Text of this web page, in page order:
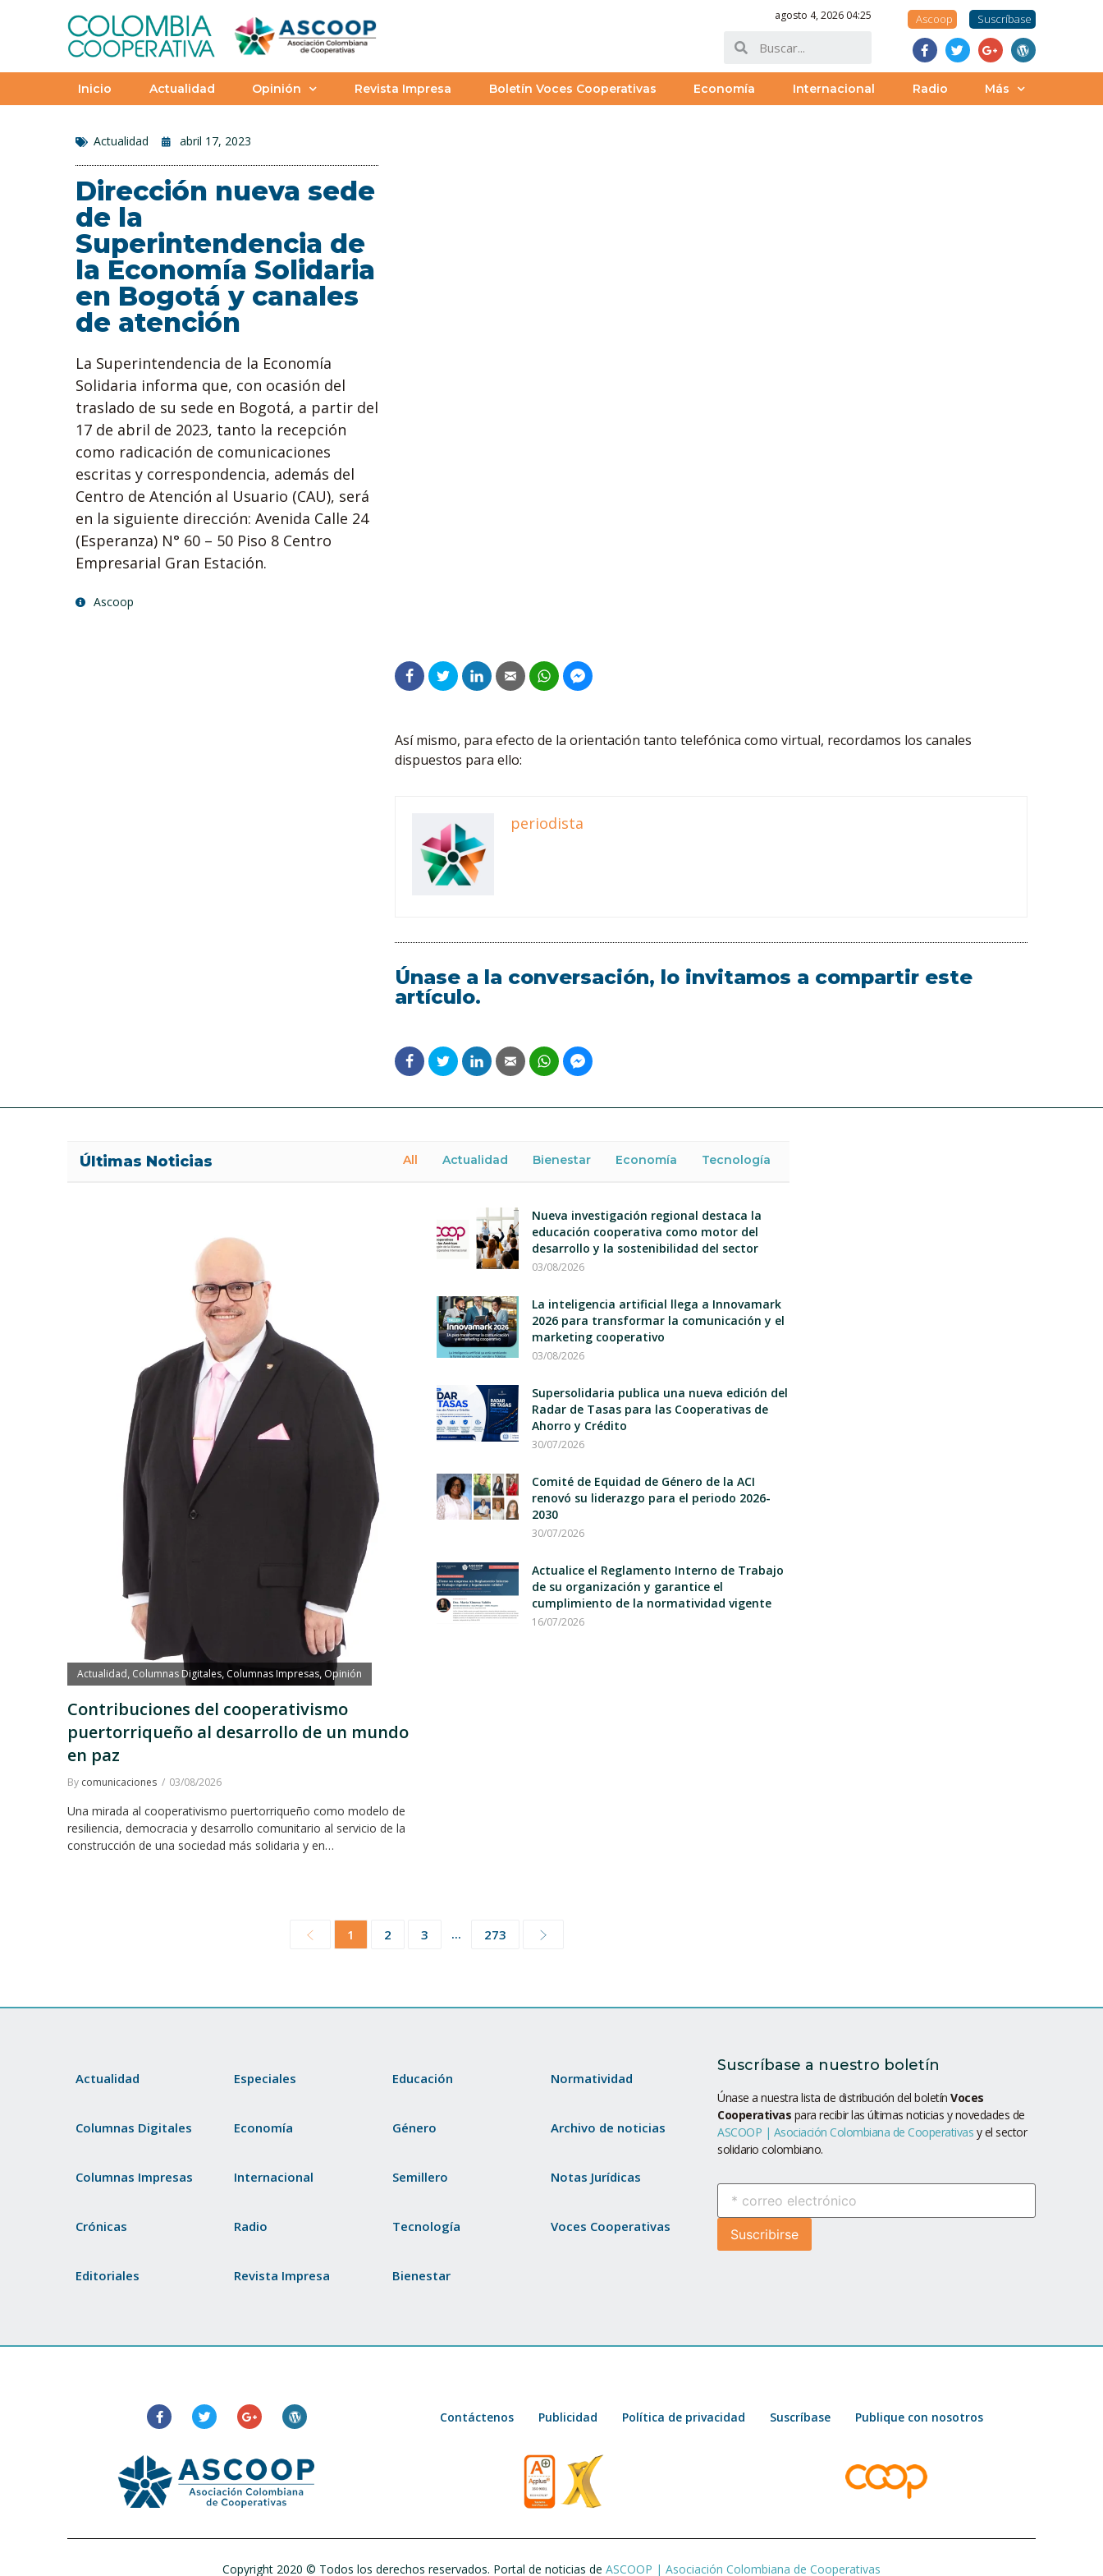
agosto 4, 2026 04:25 Ascoop Suscríbase
Inicio Actualidad Opinión Revista Impresa Boletín Voces Cooperativas Economía Internacional Radio Más
Actualidad abril 17, 2023
Dirección nueva sede
de la
Superintendencia de
la Economía Solidaria
en Bogotá y canales
de atención
La Superintendencia de la Economía
Solidaria informa que, con ocasión del
traslado de su sede en Bogotá, a partir del
17 de abril de 2023, tanto la recepción
como radicación de comunicaciones
escritas y correspondencia, además del
Centro de Atención al Usuario (CAU), será
en la siguiente dirección: Avenida Calle 24
(Esperanza) N° 60 – 50 Piso 8 Centro
Empresarial Gran Estación.
Ascoop
Así mismo, para efecto de la orientación tanto telefónica como virtual, recordamos los canales
dispuestos para ello:
periodista
Únase a la conversación, lo invitamos a compartir este
artículo.
Últimas Noticias All Actualidad Bienestar Economía Tecnología
Actualidad, Columnas Digitales, Columnas Impresas, Opinión
Contribuciones del cooperativismo
puertorriqueño al desarrollo de un mundo
en paz
By comunicaciones 03/08/2026
Una mirada al cooperativismo puertorriqueño como modelo de
resiliencia, democracia y desarrollo comunitario al servicio de la
construcción de una sociedad más solidaria y en…
Nueva investigación regional destaca la
educación cooperativa como motor del
desarrollo y la sostenibilidad del sector
03/08/2026
La inteligencia artificial llega a Innovamark
2026 para transformar la comunicación y el
marketing cooperativo
03/08/2026
Supersolidaria publica una nueva edición del
Radar de Tasas para las Cooperativas de
Ahorro y Crédito
30/07/2026
Comité de Equidad de Género de la ACI
renovó su liderazgo para el periodo 2026-
2030
30/07/2026
Actualice el Reglamento Interno de Trabajo
de su organización y garantice el
cumplimiento de la normatividad vigente
16/07/2026
1 2 3 ... 273
Actualidad
Columnas Digitales
Columnas Impresas
Crónicas
Editoriales
Especiales
Economía
Internacional
Radio
Revista Impresa
Educación
Género
Semillero
Tecnología
Bienestar
Normatividad
Archivo de noticias
Notas Jurídicas
Voces Cooperativas
Suscríbase a nuestro boletín
Únase a nuestra lista de distribución del boletín Voces
Cooperativas para recibir las últimas noticias y novedades de
ASCOOP | Asociación Colombiana de Cooperativas y el sector
solidario colombiano.
Contáctenos Publicidad Política de privacidad Suscríbase Publique con nosotros
Copyright 2020 © Todos los derechos reservados. Portal de noticias de ASCOOP | Asociación Colombiana de Cooperativas